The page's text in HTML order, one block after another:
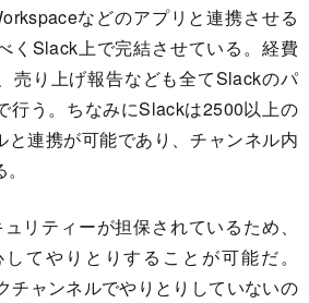
などのアプリと連携させる
くSlack上で完結させている。経費
売り上げ報告なども全てSlackのパ
行う。ちなみにSlackは2500以上の
と連携が可能であり、チャンネル内
リティーが担保されているため、
てやりとりすることが可能だ。
チャンネルでやりとりしていないの